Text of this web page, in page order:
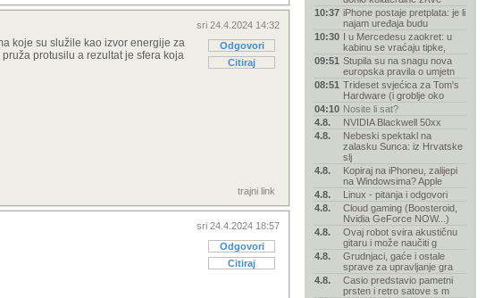
sri 24.4.2024 14:32
Odgovori
Citiraj
koje su služile kao izvor energije za
protusilu a rezultat je sfera koja
trajni link
sri 24.4.2024 18:57
Odgovori
Citiraj
10:37 iPhone postaje pretplata: je li
najam uređaja budu
10:30 I u Mercedesu zaokret: u
kabinu se vraćaju tipke,
09:51 Stupila su na snagu nova
europska pravila o umjetn
08:51 Trideset svjećica za Tom's
Hardware (i groblje oko
04:10 Nosite li sat?
4.8.
NVIDIA Blackwell 50xx
4.8.
Nebeski spektakl na
zalasku Sunca: iz Hrvatske
slj
4.8.
Kopiraj na iPhoneu, zalijepi
na Windowsima? Apple
4.8.
Linux - pitanja i odgovori
4.8.
Cloud gaming (Boosteroid,
Nvidia GeForce NOW...)
4.8.
Ovaj robot svira akustičnu
gitaru i može naučiti g
4.8.
Grudnjaci, gaće i ostale
sprave za upravljanje gra
4.8.
Casio predstavio pametni
prsten i retro satove s m